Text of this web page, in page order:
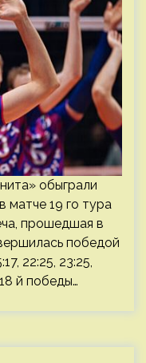
обыграли
матче 19 го тура
прошедшая в
победой
22:25, 23:25,
й победы…